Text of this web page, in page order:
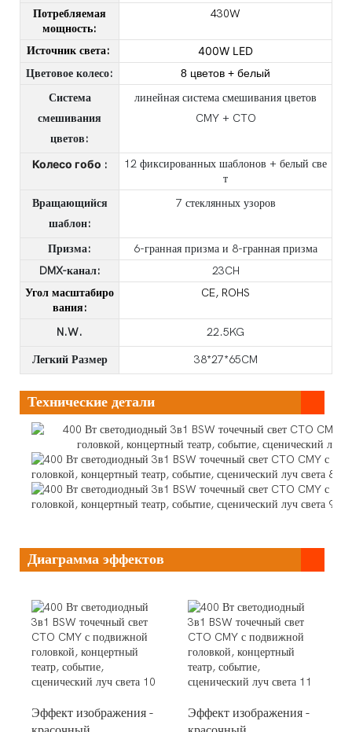
Потребляемая
мощность:
430W
Источник света:
400W LED
Цветовое колесо:
8 цветов + белый
Система
смешивания
цветов:
линейная система смешивания цветов
CMY + CTO
Колесо гобо :
12 фиксированных шаблонов + белый све
т
Вращающийся
шаблон:
7 стеклянных узоров
Призма:
6-гранная призма и 8-гранная призма
DMX-канал:
23CH
Угол масштабиро
вания:
CE, ROHS
N.W. 22.5KG
Легкий Размер 38*27*65CM
Технические детали
Диаграмма эффектов
Эффект изображения -
Эффект изображения -